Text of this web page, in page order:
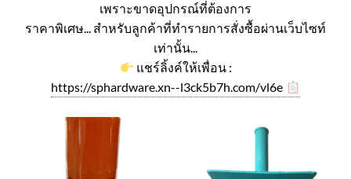
เพราะขาดอุปกรณ์ที่ต้องการ
ราคาพิเศษ... สำหรับลูกค้าที่ทำรายการสั่งซื้อผ่านเว็บไซท์
เท่านั้น...
แชร์ลิ้งค์ให้เพื่อน :
https://sphardware.xn--l3ck5b7h.com/vl6e